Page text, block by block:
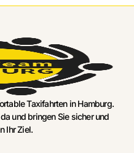
Taxifahrten in Hamburg.
und bringen Sie sicher und
Ihr Ziel.